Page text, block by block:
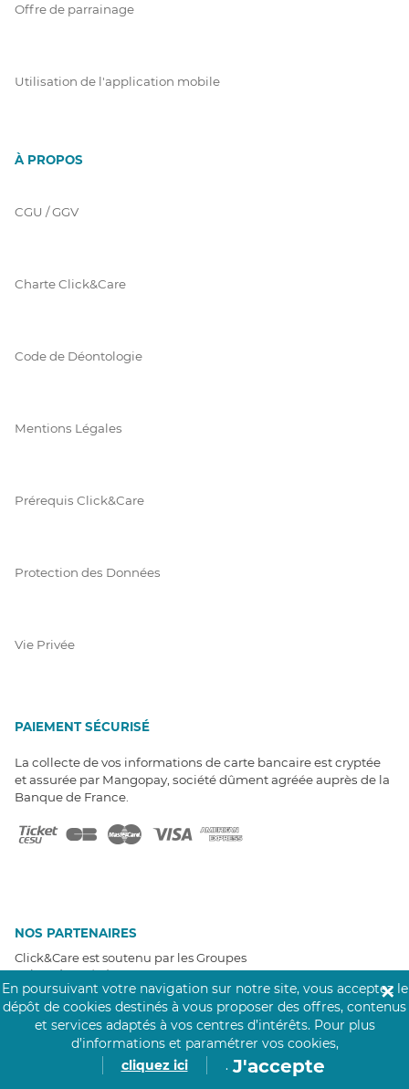
Offre de parrainage
Utilisation de l'application mobile
À PROPOS
CGU / GGV
Charte Click&Care
Code de Déontologie
Mentions Légales
Prérequis Click&Care
Protection des Données
Vie Privée
PAIEMENT SÉCURISÉ
La collecte de vos informations de carte bancaire est cryptée
et assurée par Mangopay, société dûment agréée auprès de la
Banque de France.
NOS PARTENAIRES
Click&Care est soutenu par les Groupes
Caisse des Dépôts et MAIF.
En poursuivant votre navigation sur notre site, vous acceptez le
dépôt de cookies destinés à vous proposer des offres, contenus
et services adaptés à vos centres d’intérêts. Pour plus
d’informations et paramétrer vos cookies,
cliquez ici
. J'accepte
✕